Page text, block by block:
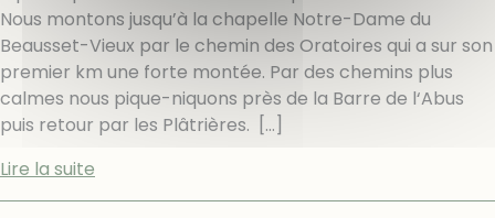
Nous montons jusqu’à la chapelle Notre-Dame du
Beausset-Vieux par le chemin des Oratoires qui a sur son
premier km une forte montée. Par des chemins plus
calmes nous pique-niquons près de la Barre de l‘Abus
puis retour par les Plâtrières.
[…]
Lire la suite